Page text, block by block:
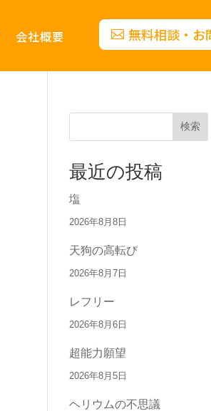
会社概要 無料相談・お
検索
最近の投稿
塩
2026年8月8日
天狗の高転び
2026年8月7日
レフリー
2026年8月6日
超能力願望
2026年8月5日
ヘリウムの不思議